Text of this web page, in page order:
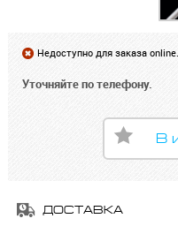
Недоступно для заказа online.
Уточняйте по телефону.
В
ДОСТАВКА